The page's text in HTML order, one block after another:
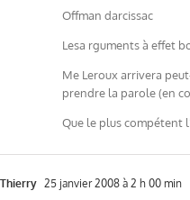
Offman darcissac
Lesa rguments à effet
Me Leroux arrivera
prendre la parole (en
Que le plus compétent
Thierry 25 janvier 2008 à 2 h 00 min